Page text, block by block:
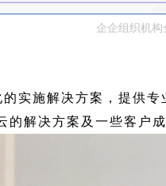
企企组织机
实施解决方案，提供
解决方案及一些客户成